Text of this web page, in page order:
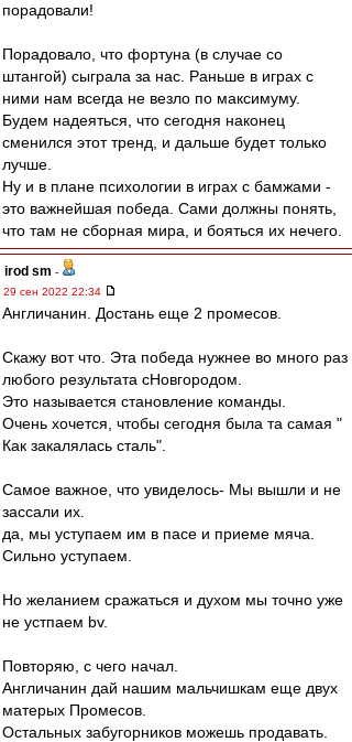
порадовали!
Порадовало, что фортуна (в случае со
штангой) сыграла за нас. Раньше в играх с
ними нам всегда не везло по максимуму.
Будем надеяться, что сегодня наконец
сменился этот тренд, и дальше будет только
лучше.
Ну и в плане психологии в играх с бамжами -
это важнейшая победа. Сами должны понять,
что там не сборная мира, и бояться их нечего.
irod sm -
29 сен 2022 22:34
Англичанин. Достань еще 2 промесов.
Скажу вот что. Эта победа нужнее во много раз
любого результата сНовгородом.
Это называется становление команды.
Очень хочется, чтобы сегодня была та самая "
Как закалялась сталь".
Самое важное, что увиделось- Мы вышли и не
зассали их.
да, мы уступаем им в пасе и приеме мяча.
Сильно уступаем.
Но желанием сражаться и духом мы точно уже
не устпаем bv.
Повторяю, с чего начал.
Англичанин дай нашим мальчишкам еще двух
матерых Промесов.
Остальных забугорников можешь продавать.